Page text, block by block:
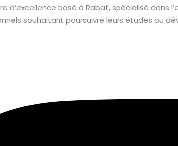
d’excellence basé à Rabat, spécialisé dans
souhaitant poursuivre leurs études ou